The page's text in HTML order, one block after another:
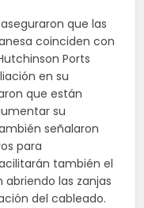
que las
coinciden con
Ports
en su
que están
su
señalaron
para
también el
las zanjas
del cableado.